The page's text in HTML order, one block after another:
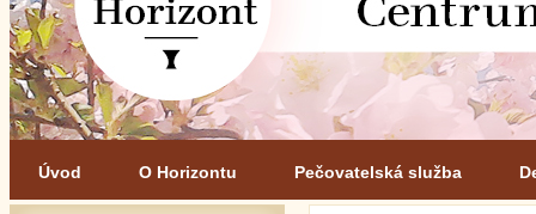
Úvod O Horizontu Pečovatelská služba